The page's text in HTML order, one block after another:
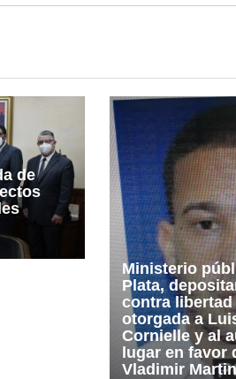
de
Ministerio
Plata,
contra
otorgada a
Cornielle y al
lugar en favor
Vladimir